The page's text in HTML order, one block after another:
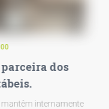
dos
internamente